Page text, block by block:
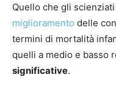
Quello che gli
miglioramento delle
termini di mortalità
quelli a medio e basso
significative.